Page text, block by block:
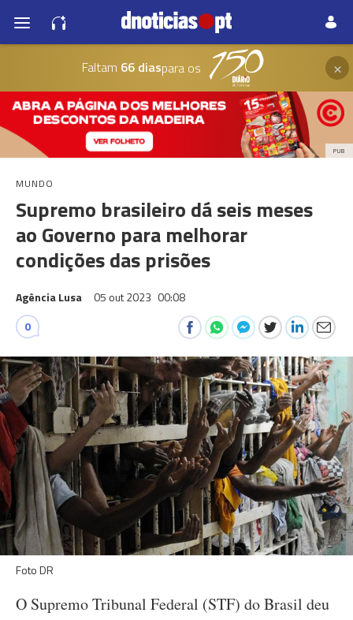
Faltam 66 diaspara os ×
PUB
MUNDO
Supremo brasileiro dá seis meses
ao Governo para melhorar
condições das prisões
Agência Lusa 05 out 2023 00:08
0
Foto DR
O Supremo Tribunal Federal (STF) do Brasil deu